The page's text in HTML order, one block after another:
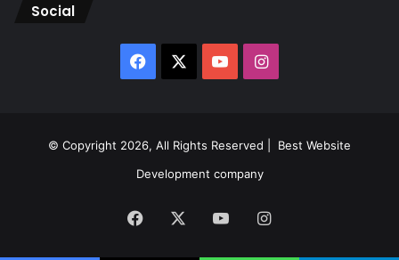
Social
Facebook YouTubeInstagram
© Copyright 2026, All Rights Reserved | Best Website
Development company
Facebook YouTubeInstagram